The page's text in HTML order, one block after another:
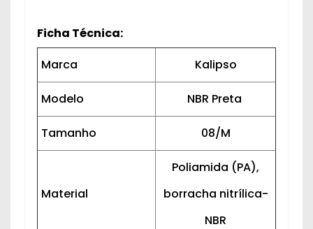
Ficha Técnica:
Marca
Kalipso
Modelo NBR Preta
Tamanho 08/M
Material
Poliamida (PA),
borracha nitrílica-
NBR